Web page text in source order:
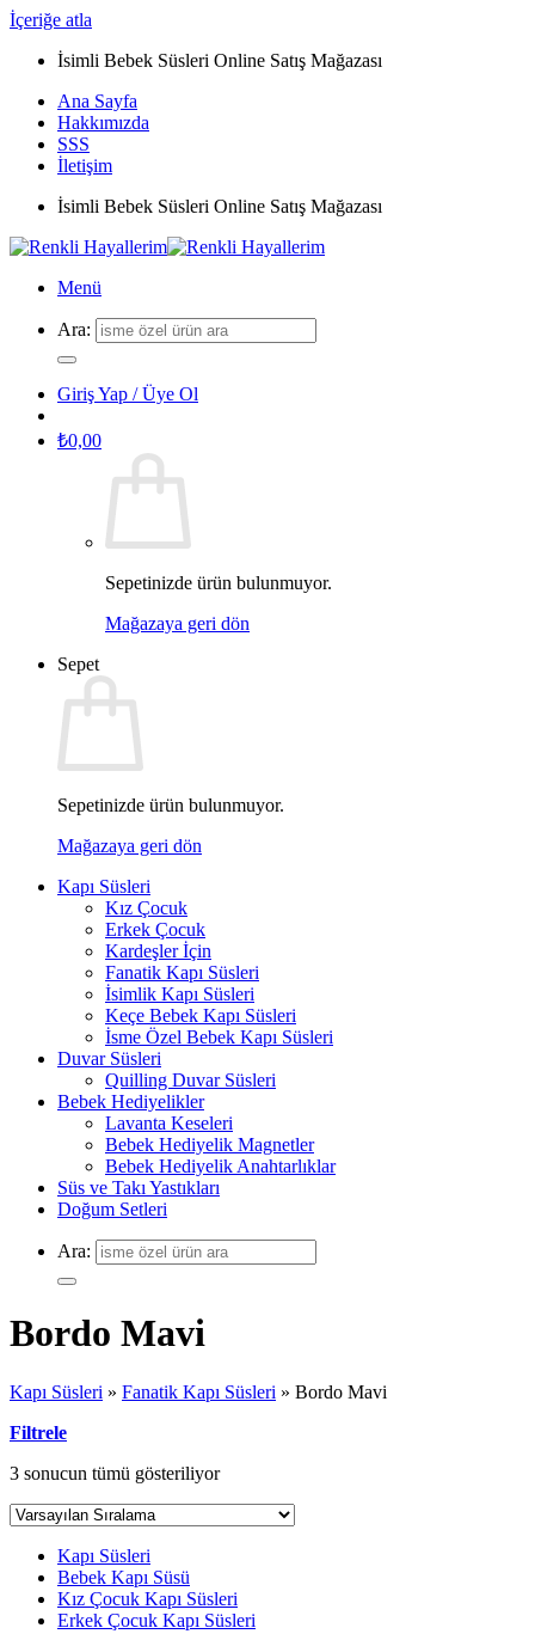
İçeriğe atla
İsimli Bebek Süsleri Online Satış Mağazası
Ana Sayfa
Hakkımızda
SSS
İletişim
İsimli Bebek Süsleri Online Satış Mağazası
Menü
Ara:
Giriş Yap / Üye Ol
₺0,00
Sepetinizde ürün bulunmuyor.
Mağazaya geri dön
Sepet
Sepetinizde ürün bulunmuyor.
Mağazaya geri dön
Kapı Süsleri
Kız Çocuk
Erkek Çocuk
Kardeşler İçin
Fanatik Kapı Süsleri
İsimlik Kapı Süsleri
Keçe Bebek Kapı Süsleri
İsme Özel Bebek Kapı Süsleri
Duvar Süsleri
Quilling Duvar Süsleri
Bebek Hediyelikler
Lavanta Keseleri
Bebek Hediyelik Magnetler
Bebek Hediyelik Anahtarlıklar
Süs ve Takı Yastıkları
Doğum Setleri
Ara:
Bordo Mavi
Kapı Süsleri » Fanatik Kapı Süsleri » Bordo Mavi
Filtrele
3 sonucun tümü gösteriliyor
Kapı Süsleri
Bebek Kapı Süsü
Kız Çocuk Kapı Süsleri
Erkek Çocuk Kapı Süsleri